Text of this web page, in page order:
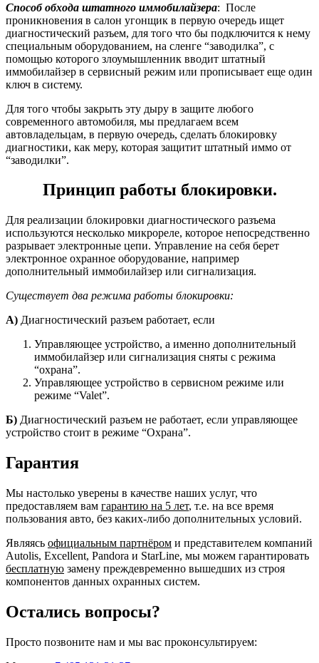
Способ обхода штатного иммобилайзера: После
проникновения в салон угонщик в первую очередь ищет
диагностический разъем, для того что бы подключится к нему
специальным оборудованием, на сленге “заводилка”, с
помощью которого злоумышленник вводит штатный
иммобилайзер в сервисный режим или прописывает еще один
ключ в систему.
Для того чтобы закрыть эту дыру в защите любого
современного автомобиля, мы предлагаем всем
автовладельцам, в первую очередь, сделать блокировку
диагностики, как меру, которая защитит штатный иммо от
“заводилки”.
Принцип работы блокировки.
Для реализации блокировки диагностического разъема
используются несколько микрореле, которое непосредственно
разрывает электронные цепи. Управление на себя берет
электронное охранное оборудование, например
дополнительный иммобилайзер или сигнализация.
Существует два режима работы блокировки:
А) Диагностический разъем работает, если
Управляющее устройство, а именно дополнительный
иммобилайзер или сигнализация сняты с режима
“охрана”.
Управляющее устройство в сервисном режиме или
режиме “Valet”.
Б) Диагностический разъем не работает, если управляющее
устройство стоит в режиме “Охрана”.
Гарантия
Мы настолько уверены в качестве наших услуг, что
предоставляем вам гарантию на 5 лет, т.е. на все время
пользования авто, без каких-либо дополнительных условий.
Являясь официальным партнёром и представителем компаний
Autolis, Excellent, Pandora и StarLine, мы можем гарантировать
бесплатную замену преждевременно вышедших из строя
компонентов данных охранных систем.
Остались вопросы?
Просто позвоните нам и мы вас проконсультируем: